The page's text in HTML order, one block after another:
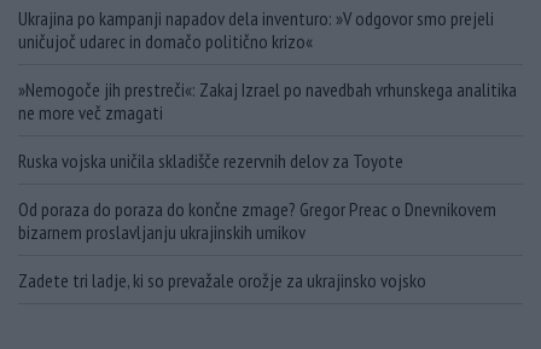
Ukrajina po kampanji napadov dela inventuro: »V odgovor smo prejeli
uničujoč udarec in domačo politično krizo«
»Nemogoče jih prestreči«: Zakaj Izrael po navedbah vrhunskega analitika
ne more več zmagati
Ruska vojska uničila skladišče rezervnih delov za Toyote
Od poraza do poraza do končne zmage? Gregor Preac o Dnevnikovem
bizarnem proslavljanju ukrajinskih umikov
Zadete tri ladje, ki so prevažale orožje za ukrajinsko vojsko